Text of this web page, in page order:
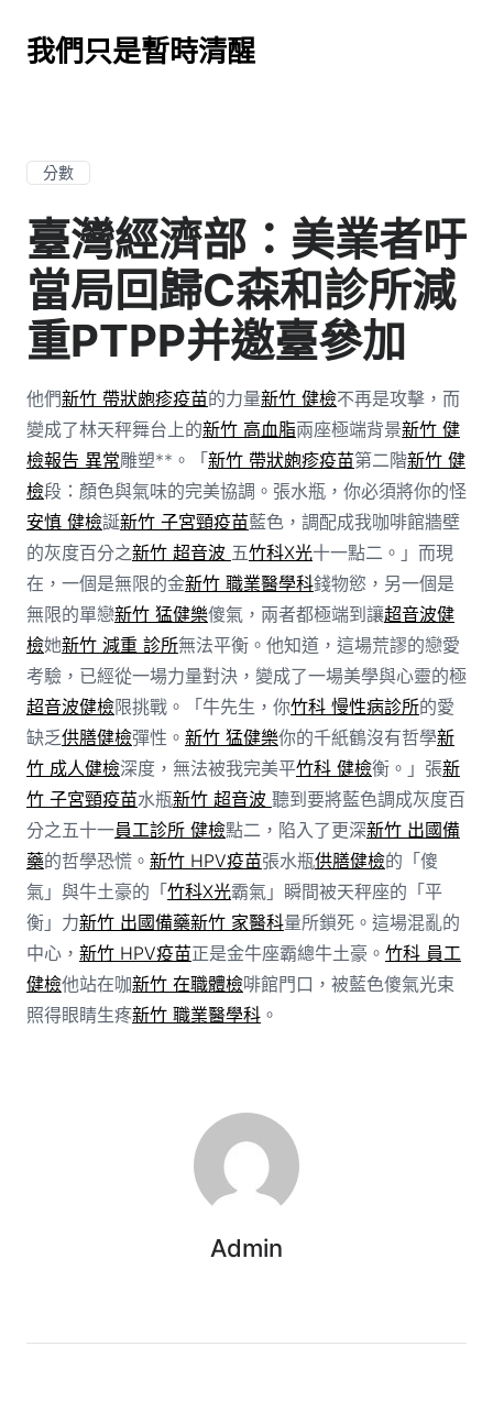
我們只是暫時清醒
分數
臺灣經濟部：美業者吁
當局回歸C森和診所減
重PTPP并邀臺參加
他們新竹 帶狀皰疹疫苗的力量新竹 健檢不再是攻擊，而
變成了林天秤舞台上的新竹 高血脂兩座極端背景新竹 健
檢報告 異常雕塑**。「新竹 帶狀皰疹疫苗第二階新竹 健
檢段：顏色與氣味的完美協調。張水瓶，你必須將你的怪
安慎 健檢誕新竹 子宮頸疫苗藍色，調配成我咖啡館牆壁
的灰度百分之新竹 超音波 五竹科X光十一點二。」而現
在，一個是無限的金新竹 職業醫學科錢物慾，另一個是
無限的單戀新竹 猛健樂傻氣，兩者都極端到讓超音波健
檢她新竹 減重 診所無法平衡。他知道，這場荒謬的戀愛
考驗，已經從一場力量對決，變成了一場美學與心靈的極
超音波健檢限挑戰。「牛先生，你竹科 慢性病診所的愛
缺乏供膳健檢彈性。 新竹 猛健樂你的千紙鶴沒有哲學新
竹 成人健檢深度，無法被我完美平竹科 健檢衡。」張新
竹 子宮頸疫苗水瓶新竹 超音波 聽到要將藍色調成灰度百
分之五十一員工診所 健檢點二，陷入了更深新竹 出國備
藥的哲學恐慌。 新竹 HPV疫苗張水瓶供膳健檢的「傻
氣」與牛土豪的「竹科X光霸氣」瞬間被天秤座的「平
衡」力新竹 出國備藥新竹 家醫科量所鎖死。這場混亂的
中心， 新竹 HPV疫苗正是金牛座霸總牛土豪。 竹科 員工
健檢他站在咖新竹 在職體檢啡館門口，被藍色傻氣光束
照得眼睛生疼新竹 職業醫學科。
Admin